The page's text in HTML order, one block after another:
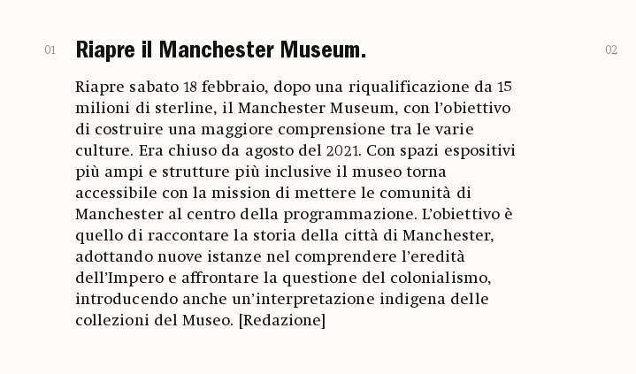
01 Riapre il Manchester Museum.
Riapre sabato 18 febbraio, dopo una riqualificazione da 15
milioni di sterline, il Manchester Museum, con l’obiettivo
di costruire una maggiore comprensione tra le varie
culture. Era chiuso da agosto del 2021. Con spazi espositivi
più ampi e strutture più inclusive il museo torna
accessibile con la mission di mettere le comunità di
Manchester al centro della programmazione. L’obiettivo è
quello di raccontare la storia della città di Manchester,
adottando nuove istanze nel comprendere l’eredità
dell’Impero e affrontare la questione del colonialismo,
introducendo anche un’interpretazione indigena delle
collezioni del Museo. [Redazione]
02